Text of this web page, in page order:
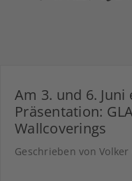
Am 3. und 6.
Präsentation:
Wallcoverings
Geschrieben von Volker